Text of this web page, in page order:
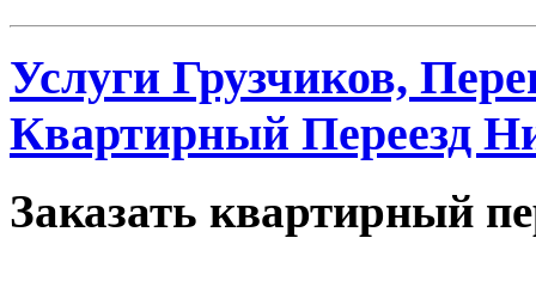
Услуги Грузчиков,
Квартирный Переезд
Заказать квартирный